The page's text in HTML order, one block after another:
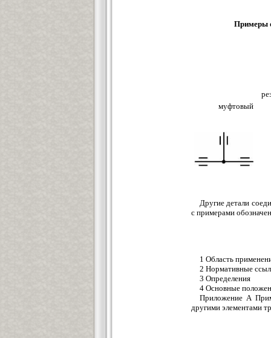
Примеры
муфтовый
Другие детали
с примерами
1 Область
2 Нормативные
3 Определения
4 Основные
Приложение А
другими элементами